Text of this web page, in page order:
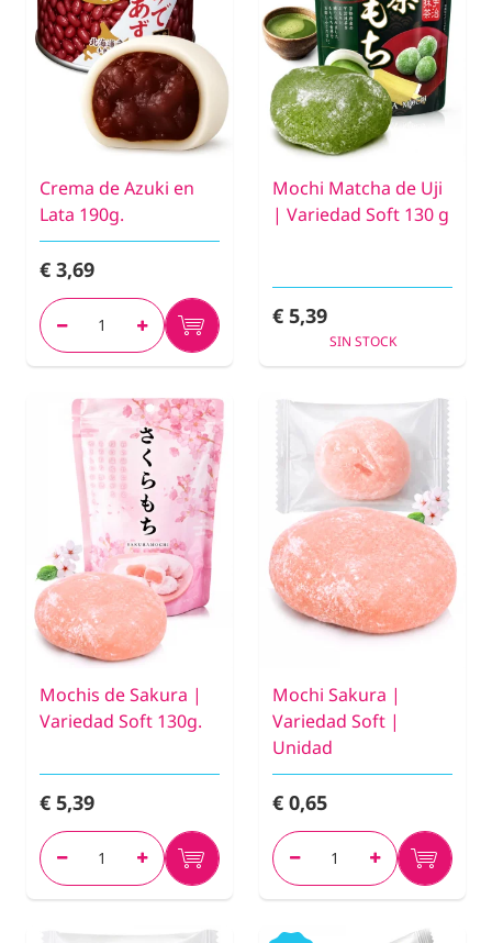
Crema de Azuki en
Lata 190g.
€ 3,69
Mochi Matcha de Uji
| Variedad Soft 130 g
€ 5,39
SIN STOCK
Mochis de Sakura |
Variedad Soft 130g.
€ 5,39
Mochi Sakura |
Variedad Soft |
Unidad
€ 0,65